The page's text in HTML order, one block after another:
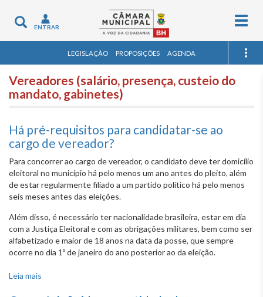
Toggle
navigation
ENTRAR
LEGISLAÇÃO PROPOSIÇÕES AGENDA
Vereadores (salário, presença, custeio do
mandato, gabinetes)
Há pré-requisitos para candidatar-se ao
cargo de vereador?
Para concorrer ao cargo de vereador, o candidato deve ter domicílio
eleitoral no município há pelo menos um ano antes do pleito, além
de estar regularmente filiado a um partido político há pelo menos
seis meses antes das eleições.
Além disso, é necessário ter nacionalidade brasileira, estar em dia
com a Justiça Eleitoral e com as obrigações militares, bem como ser
alfabetizado e maior de 18 anos na data da posse, que sempre
ocorre no dia 1º de janeiro do ano posterior ao da eleição.
Leia mais